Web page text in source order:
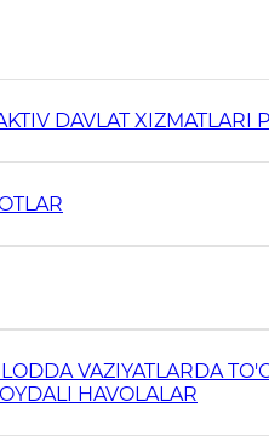
DAVLAT XIZMATLARI
VAZIYATLARDA
HAVOLALAR